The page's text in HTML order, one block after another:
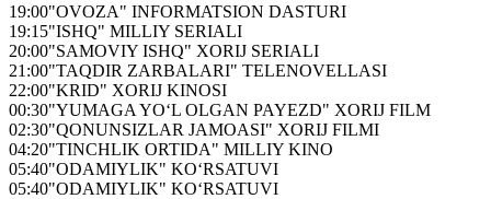
19:00"OVOZA" INFORMATSION DASTURI
19:15"ISHQ" MILLIY SERIALI
20:00"SAMOVIY ISHQ" XORIJ SERIALI
21:00"TAQDIR ZARBALARI" TELENOVELLASI
22:00"KRID" XORIJ KINOSI
00:30"YUMAGA YO‘L OLGAN PAYEZD" XORIJ FILM
02:30"QONUNSIZLAR JAMOASI" XORIJ FILMI
04:20"TINCHLIK ORTIDA" MILLIY KINO
05:40"ODAMIYLIK" KO‘RSATUVI
05:40"ODAMIYLIK" KO‘RSATUVI